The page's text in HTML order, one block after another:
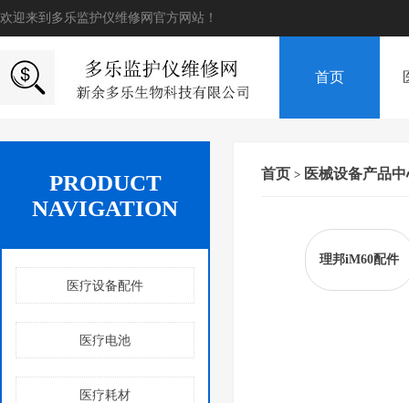
欢迎来到多乐监护仪维修网官方网站！
首页
PRODUCT
NAVIGATION
医疗设备配件
医疗电池
医疗耗材
首页 > 医械设备产品
理邦iM60配件